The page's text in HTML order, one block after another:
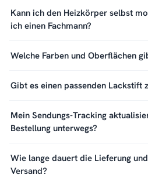
Kann ich den Heizkörper selbst
ich einen Fachmann?
Welche Farben und Oberflächen
Gibt es einen passenden Lackstift
Mein Sendungs-Tracking
Bestellung unterwegs?
Wie lange dauert die Lieferung
Versand?